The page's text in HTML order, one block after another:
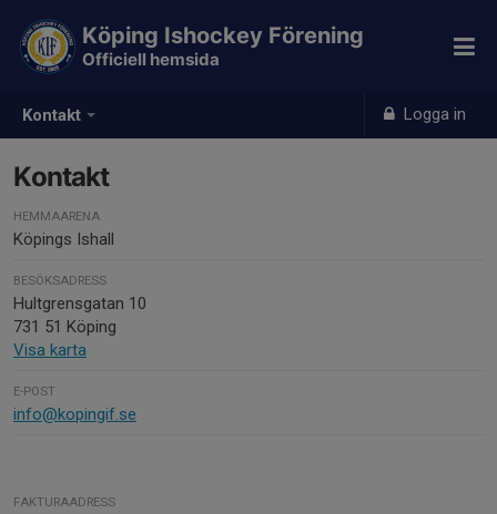
Kontakt Logga in
Köping Ishockey Förening
Officiell hemsida
Kontakt
HEMMAARENA
Köpings Ishall
BESÖKSADRESS
Hultgrensgatan 10
731 51 Köping
Visa karta
E-POST
info@kopingif.se
FAKTURAADRESS